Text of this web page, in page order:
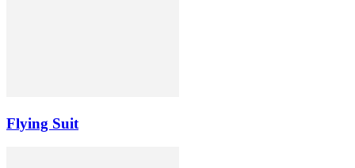
Flying Suit